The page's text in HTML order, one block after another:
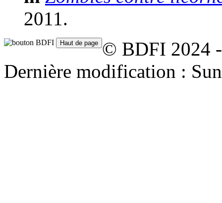
2011.
© BDFI 2024
Dernière modification :